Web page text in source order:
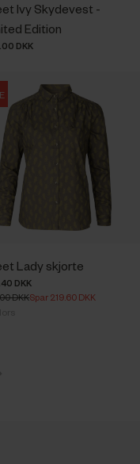
Ivy Skydevest -
Edition
DKK
Lady skjorte
DKK
DKKSpar 219.60 DKK